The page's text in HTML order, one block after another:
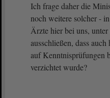
Ich frage daher die
noch weitere solcher -
Ärzte hier bei uns,
ausschließen, dass
auf Kenntnisprüfungen
verzichtet wurde?